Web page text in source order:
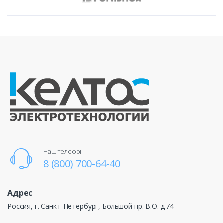
Наш телефон
8 (800) 700-64-40
Адрес
Россия, г. Санкт-Петербург, Большой пр. В.О. д.74